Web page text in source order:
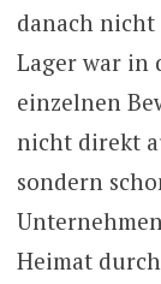
danach nicht
Lager war in
einzelnen
nicht direkt
sondern
Heimat